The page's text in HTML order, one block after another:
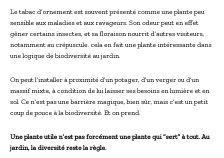
Le tabac d’ornement est souvent présenté comme une plante peu
sensible aux maladies et aux ravageurs. Son odeur peut en effet
gêner certains insectes, et sa floraison nourrit d’autres visiteurs,
notamment au crépuscule. cela en fait une plante intéressante dans
une logique de biodiversité au jardin.
On peut l’installer à proximité d’un potager, d’un verger ou d’un
massif mixte, à condition de lui laisser ses besoins en lumière et en
sol. Ce n’est pas une barrière magique, bien sûr, mais c’est un petit
coup de pouce à la biodiversité. Et on prend.
Une plante utile n’est pas forcément une plante qui “sert” à tout. Au
jardin, la diversité reste la règle.